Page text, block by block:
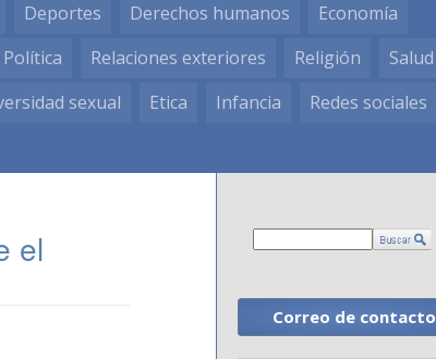
Deportes Derechos humanos
Economía
Política Relaciones exteriores Religión
Salud
sexual Etica Infancia
Redes sociales
el
Correo de contacto